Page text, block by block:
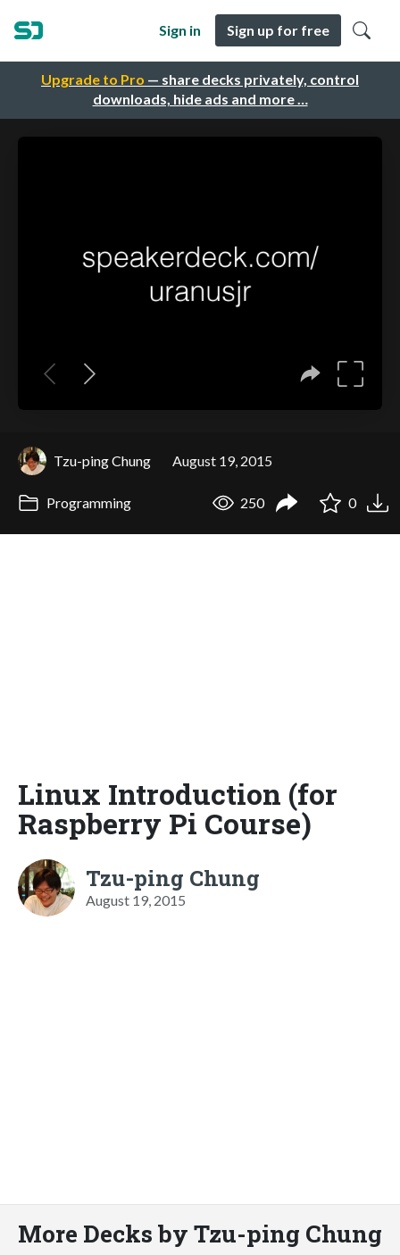
Upgrade to Pro — share decks privately, control
downloads, hide ads and more …
Sign in Sign up for free
Tzu-ping Chung August 19, 2015
Programming 250 0
Linux Introduction (for
Raspberry Pi Course)
Tzu-ping Chung
August 19, 2015
More Decks by Tzu-ping Chung